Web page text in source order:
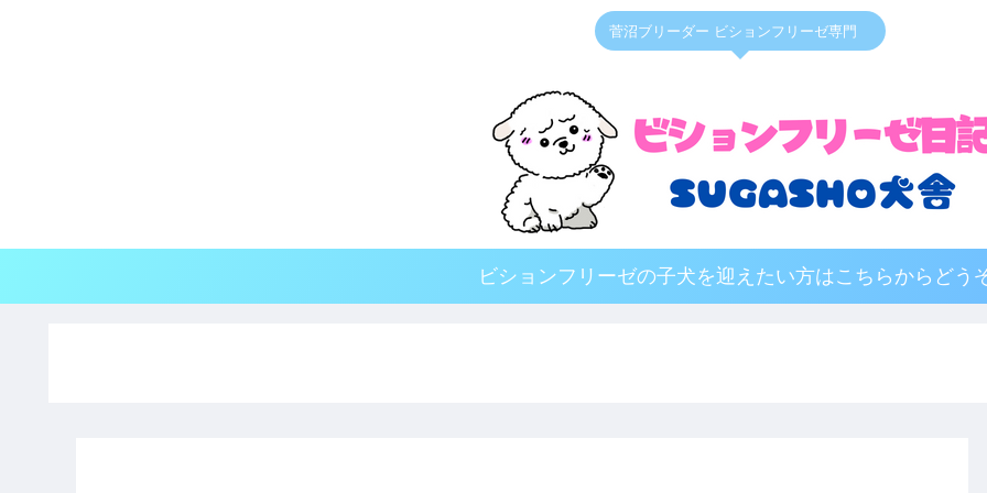
菅沼ブリーダー ビションフリーゼ専門
ビションフリーゼの子犬を迎えたい方はこちらからどう